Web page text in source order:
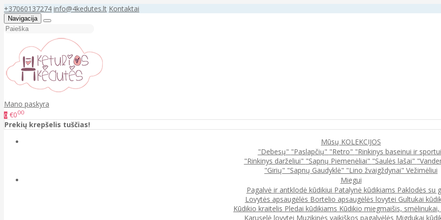
+37060137274 info@4kedutes.lt Kontaktai
Navigacija
Mano paskyra
0 €000
Prekių krepšelis tuščias!
Mūsų KOLEKCIJOS
"Debesų" "Paslapčių" "Retro" "Rinkinys baseinui ir
"Rinkinys darželiui" "Sapnų Piemenėliai" "Saulės lašai"
"Girių" "Sapnų Gaudyklė" "Lino žvaigždynai" Vežimėliui
Miegui
Pagalvė ir antklodė kūdikiui Patalynė kūdikiams Paklodės su
Lovytės apsaugėlės Bortelio apsaugėlės lovytei Gultukai
Kūdikio kraitelis Pledai kūdikiams Kūdikio miegmaišis,
Karuselė lovytei Muzikinės vaikiškos pagalvėlės Migdukai